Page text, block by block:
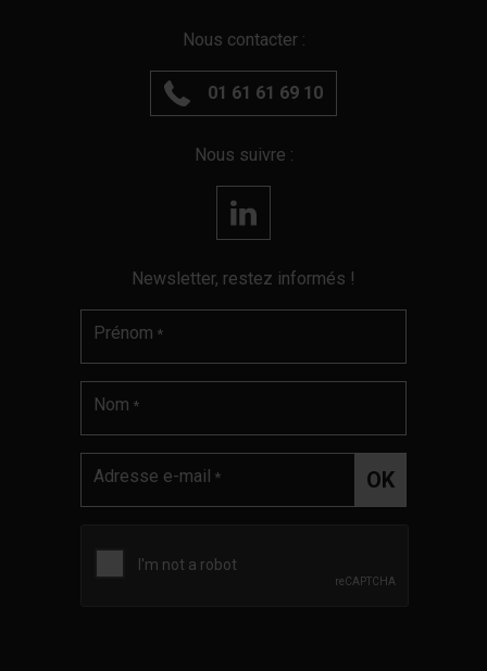
Nous contacter :
01 61 61 69 10
Nous suivre :
Newsletter, restez informés !
Prénom *
Nom *
Adresse e-mail *